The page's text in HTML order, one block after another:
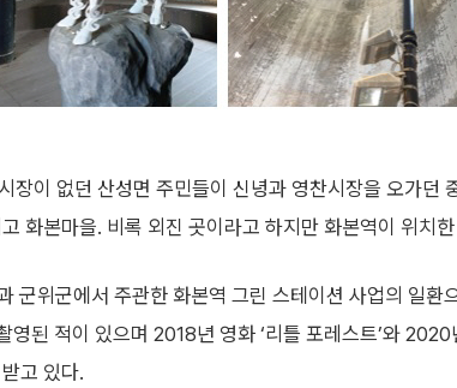
장이 없던 산성면 주민들이 신녕과 영찬시장을 오가던
화본마을. 비록 외진 곳이라고 하지만 화본역이 위치
군위군에서 주관한 화본역 그린 스테이션 사업의 일환
영된 적이 있으며 2018년 영화 ‘리틀 포레스트’와
고 있다.